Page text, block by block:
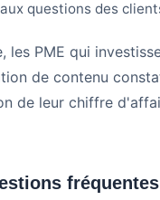
questions des
les PME qui
de contenu
de leur chiffre